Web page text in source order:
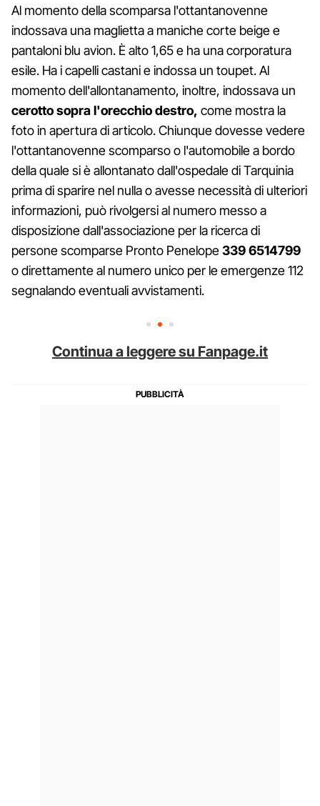
Al momento della scomparsa l'ottantanovenne
indossava una maglietta a maniche corte beige e
pantaloni blu avion. È alto 1,65 e ha una corporatura
esile. Ha i capelli castani e indossa un toupet. Al
momento dell'allontanamento, inoltre, indossava un
cerotto sopra l'orecchio destro, come mostra la
foto in apertura di articolo. Chiunque dovesse vedere
l'ottantanovenne scomparso o l'automobile a bordo
della quale si è allontanato dall'ospedale di Tarquinia
prima di sparire nel nulla o avesse necessità di ulteriori
informazioni, può rivolgersi al numero messo a
disposizione dall'associazione per la ricerca di
persone scomparse Pronto Penelope339 6514799
o direttamente al numero unico per le emergenze 112
segnalando eventuali avvistamenti.
Continua a leggere su Fanpage.it